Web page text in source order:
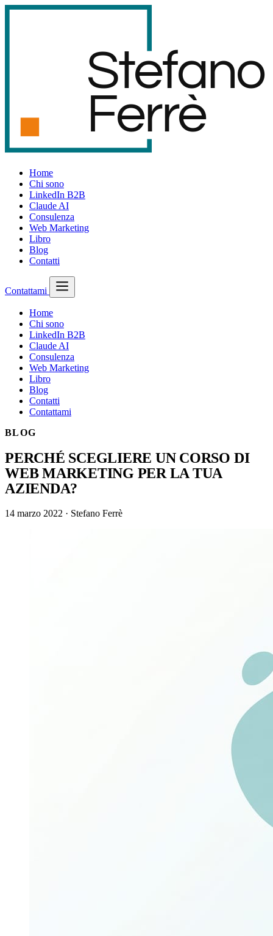
Stefano
Ferrè
Home
Chi sono
LinkedIn B2B
Claude AI
Consulenza
Web Marketing
Libro
Blog
Contatti
Contattami
Home
Chi sono
LinkedIn B2B
Claude AI
Consulenza
Web Marketing
Libro
Blog
Contatti
Contattami
BLOG
PERCHÉ SCEGLIERE UN CORSO DI
WEB MARKETING PER LA TUA
AZIENDA?
14 marzo 2022 · Stefano Ferrè